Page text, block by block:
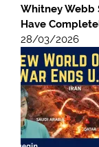
Whitney Webb
Have
28/03/2026